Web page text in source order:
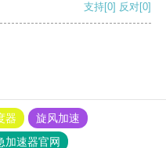
支持[0] 反对[0]
器
旋风加速
加速器官网